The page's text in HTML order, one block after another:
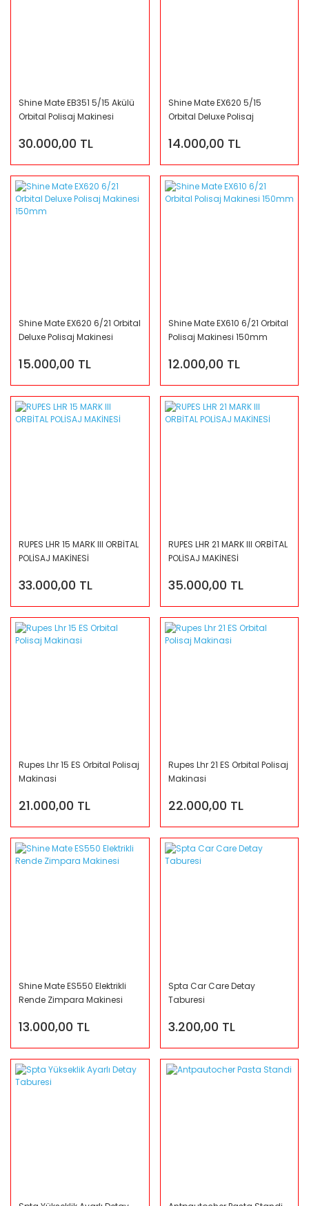
Shine Mate EB351 5/15 Akülü
Orbital Polisaj Makinesi
30.000,00 TL
Shine Mate EX620 5/15
Orbital Deluxe Polisaj
14.000,00 TL
Shine Mate EX620 6/21 Orbital
Deluxe Polisaj Makinesi
15.000,00 TL
Shine Mate EX610 6/21 Orbital
Polisaj Makinesi 150mm
12.000,00 TL
RUPES LHR 15 MARK III ORBİTAL
POLİSAJ MAKİNESİ
33.000,00 TL
RUPES LHR 21 MARK III ORBİTAL
POLİSAJ MAKİNESİ
35.000,00 TL
Rupes Lhr 15 ES Orbital Polisaj
Makinasi
21.000,00 TL
Rupes Lhr 21 ES Orbital Polisaj
Makinasi
22.000,00 TL
Shine Mate ES550 Elektrikli
Rende Zimpara Makinesi
13.000,00 TL
Spta Car Care Detay
Taburesi
3.200,00 TL